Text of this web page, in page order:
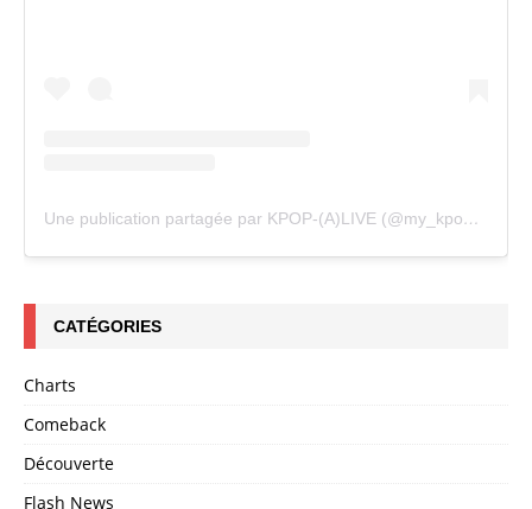
Une publication partagée par KPOP-(A)LIVE (@my_kpopalive)
CATÉGORIES
Charts
Comeback
Découverte
Flash News